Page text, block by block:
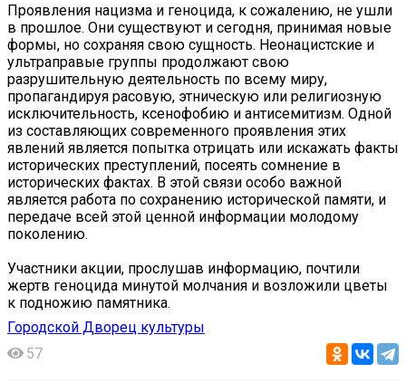
Проявления нацизма и геноцида, к сожалению, не ушли
в прошлое. Они существуют и сегодня, принимая новые
формы, но сохраняя свою сущность. Неонацистские и
ультраправые группы продолжают свою
разрушительную деятельность по всему миру,
пропагандируя расовую, этническую или религиозную
исключительность, ксенофобию и антисемитизм. Одной
из составляющих современного проявления этих
явлений является попытка отрицать или искажать факты
исторических преступлений, посеять сомнение в
исторических фактах. В этой связи особо важной
является работа по сохранению исторической памяти, и
передаче всей этой ценной информации молодому
поколению.
Участники акции, прослушав информацию, почтили
жертв геноцида минутой молчания и возложили цветы
к подножию памятника.
Городской Дворец культуры
57